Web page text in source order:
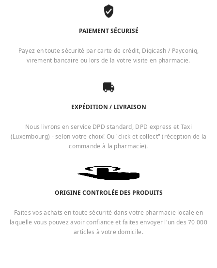
PAIEMENT SÉCURISÉ
Payez en toute sécurité par carte de crédit, Digicash / Payconiq,
virement bancaire ou lors de la votre visite en pharmacie.
EXPÉDITION / LIVRAISON
Nous livrons en service DPD standard, DPD express et Taxi
(Luxembourg) - selon votre choix! Ou "click et collect" (réception de la
commande à la pharmacie).
ORIGINE CONTROLÉE DES PRODUITS
Faites vos achats en toute sécurité dans votre pharmacie locale en
laquelle vous pouvez avoir confiance et faites envoyer l'un des 70 000
articles à votre domicile.